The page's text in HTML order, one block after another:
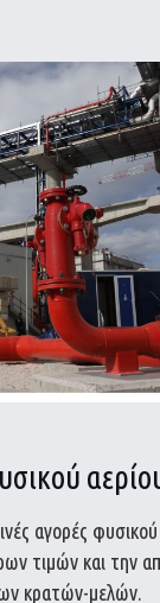
αγορές
τιμών και την
κρατών-μελών.